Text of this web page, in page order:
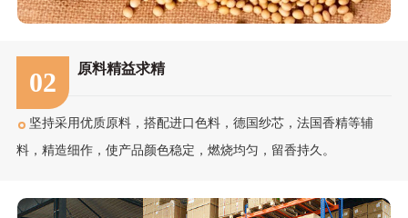
02 原料精益求精
坚持采用优质原料，搭配进口色料，德国纱芯，法国香精等辅
料，精造细作，使产品颜色稳定，燃烧均匀，留香持久。